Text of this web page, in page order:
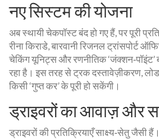
नए सिस्टम की योजना
अब स्थायी चेकपॉस्ट बंद हो गए हैं, पर पूरी
रीना किराडे,बारवानी रिजनल ट्रांसपोर्ट
चेकिंग यूनिट्स और रणनीतिक ‘जंक्शन‑पॉइंट’
रहा है। इस तरह से ट्रक दस्तावेज़ीकरण,
किसी ‘गुप्त कर’ के पूरी हो सकेंगी।
ड्राइवरों का आवाज़ और
ड्राइवरों की प्रतिक्रियाएँ साक्ष्य‑सेतु जैसी